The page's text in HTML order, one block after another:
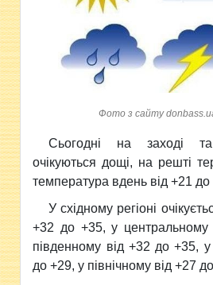
Фото з сайту
Сьогодні на заході
очікуються дощі, на решті
температура вдень від +21 до
У східному регіоні
+32 до +35, у
південному від +32 до +35, у
до +29, у північному від +27